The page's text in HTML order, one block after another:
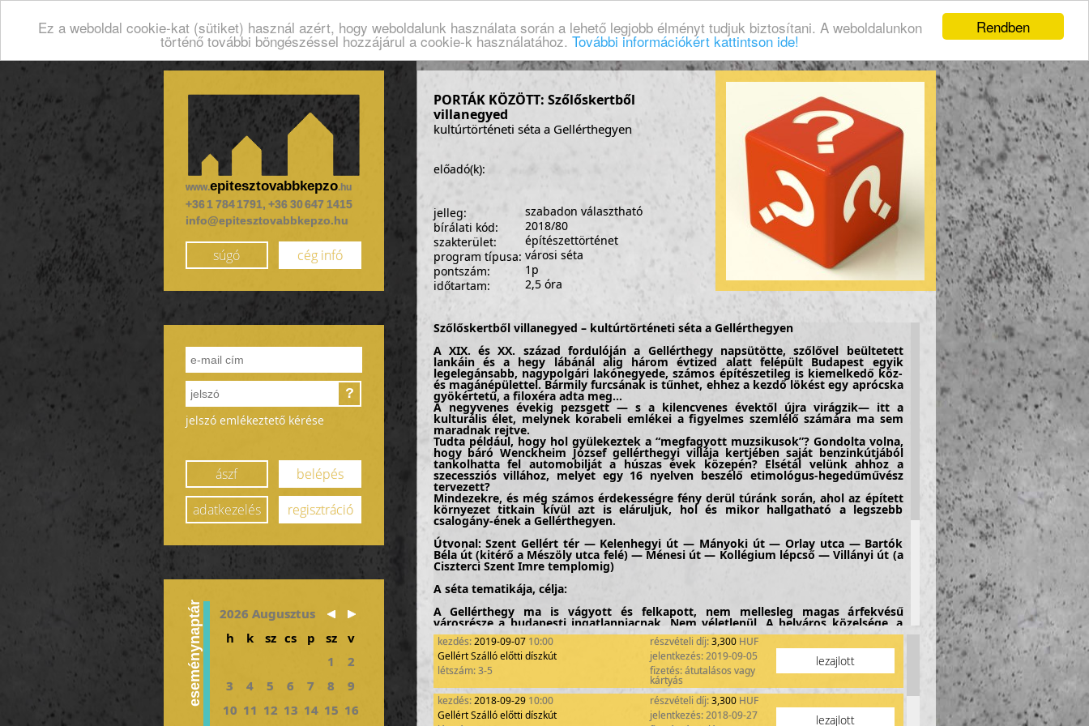
Rendben
Ez a weboldal cookie-kat (sütiket) használ azért, hogy weboldalunk használata során a lehető legjobb élményt tudjuk biztosítani. A weboldalunkon
történő további böngészéssel hozzájárul a cookie-k használatához. További információkért kattintson ide!
www.epitesztovabbkepzo.hu
+36 1 784 1791, +36 30 647 1415
info@epitesztovabbkepzo.hu
súgó cég infó
?
jelszó emlékeztető kérése
ászf
belépés
adatkezelés
regisztráció
eseménynaptár
2026 Augusztus
h
k sz cs p sz
v
1
2
3
4 5 6 7 8
9
10 11 12 13 14 15 16
PORTÁK KÖZÖTT: Szőlőskertből
villanegyed
kultúrtörténeti séta a Gellérthegyen
előadó(k):
jelleg:
szabadon választható
bírálati kód:
2018/80
szakterület:
építészettörténet
program típusa: városi séta
pontszám:
1p
időtartam:
2,5 óra
Szőlőskertből villanegyed – kultúrtörténeti séta a Gellérthegyen
A XIX. és XX. század fordulóján a Gellérthegy napsütötte, szőlővel beültetett
lankáin és a hegy lábánál alig három évtized alatt felépült Budapest egyik
legelegánsabb, nagypolgári lakónegyede, számos építészetileg is kiemelkedő köz-
és magánépülettel. Bármily furcsának is tűnhet, ehhez a kezdő lökést egy aprócska
gyökértetű, a filoxéra adta meg…
A negyvenes évekig pezsgett — s a kilencvenes évektől újra virágzik— itt a
kulturális élet, melynek korabeli emlékei a figyelmes szemlélő számára ma sem
maradnak rejtve.
Tudta például, hogy hol gyülekeztek a “megfagyott muzsikusok”? Gondolta volna,
hogy báró Wenckheim József gellérthegyi villája kertjében saját benzinkútjából
tankolhatta fel automobilját a húszas évek közepén? Elsétál velünk ahhoz a
szecessziós villához, melyet egy 16 nyelven beszélő etimológus-hegedűművész
tervezett?
Mindezekre, és még számos érdekességre fény derül túránk során, ahol az épített
környezet titkain kívül azt is eláruljuk, hol és mikor hallgatható a legszebb
csalogány-ének a Gellérthegyen.
Útvonal: Szent Gellért tér — Kelenhegyi út — Mányoki út — Orlay utca — Bartók
Béla út (kitérő a Mészöly utca felé) — Ménesi út — Kollégium lépcső — Villányi út (a
Ciszterci Szent Imre templomig)
A séta tematikája, célja:
A Gellérthegy ma is vágyott és felkapott, nem mellesleg magas árfekvésű
városrésze a budapesti ingatlanpiacnak. Nem véletlenül. A belváros közelsége, a
kedvező fekvésű, szellősen beépített, zöld növényekkel teli lankák és a huszadik
század első évtizedeiben épült épületek karaktere vonzó lakóhellyé varázsolják az
eredetileg szőlővel beültetett területet.
Sétánk fókuszában éppen az az időszak áll, amikor a szórványosan beépített,
szőlőtermesztésre berendezkedett Gellérthegy rövid idő alatt a város szerves
részévé vált. Beszélünk a változás okairól, folyamatáról, szót ejtünk azokról, akik
meglátva a kiváló lehetőséget, elsőkként építkeztek a hegyre, később pedig a
Bartók Béla úton sétálva megismerkedünk azzal az időszakkal is, amikor már nem
kezdés:2019-09-07 10:00 részvételi díj:3,300 HUF
lezajlott
Gellért Szálló előtti díszkút
jelentkezés: 2019-09-05
létszám: 3-5
fizetés: átutalásos vagy
kártyás
kezdés:2018-09-29 10:00 részvételi díj:3,300 HUF
lezajlott
Gellért Szálló előtti díszkút
jelentkezés: 2018-09-27